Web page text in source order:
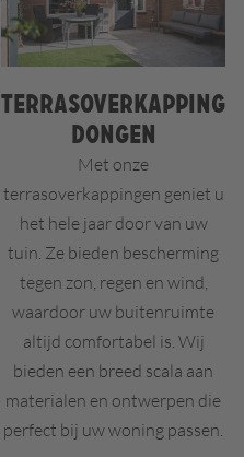
Terrasoverkapping
Dongen
Met onze
terrasoverkappingen geniet u
het hele jaar door van uw
tuin. Ze bieden bescherming
tegen zon, regen en wind,
waardoor uw buitenruimte
altijd comfortabel is. Wij
bieden een breed scala aan
materialen en ontwerpen die
perfect bij uw woning passen.